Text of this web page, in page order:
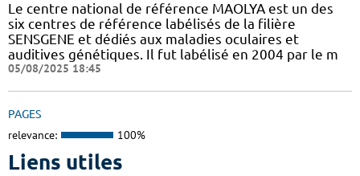
Le centre national de référence MAOLYA est un des
six centres de référence labélisés de la filière
SENSGENE et dédiés aux maladies oculaires et
auditives génétiques. Il fut labélisé en 2004 par le m
05/08/2025 18:45
PAGES
relevance: 100%
Liens utiles